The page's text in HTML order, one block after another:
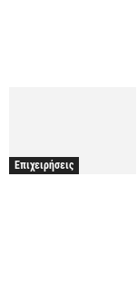
Επιχειρήσεις